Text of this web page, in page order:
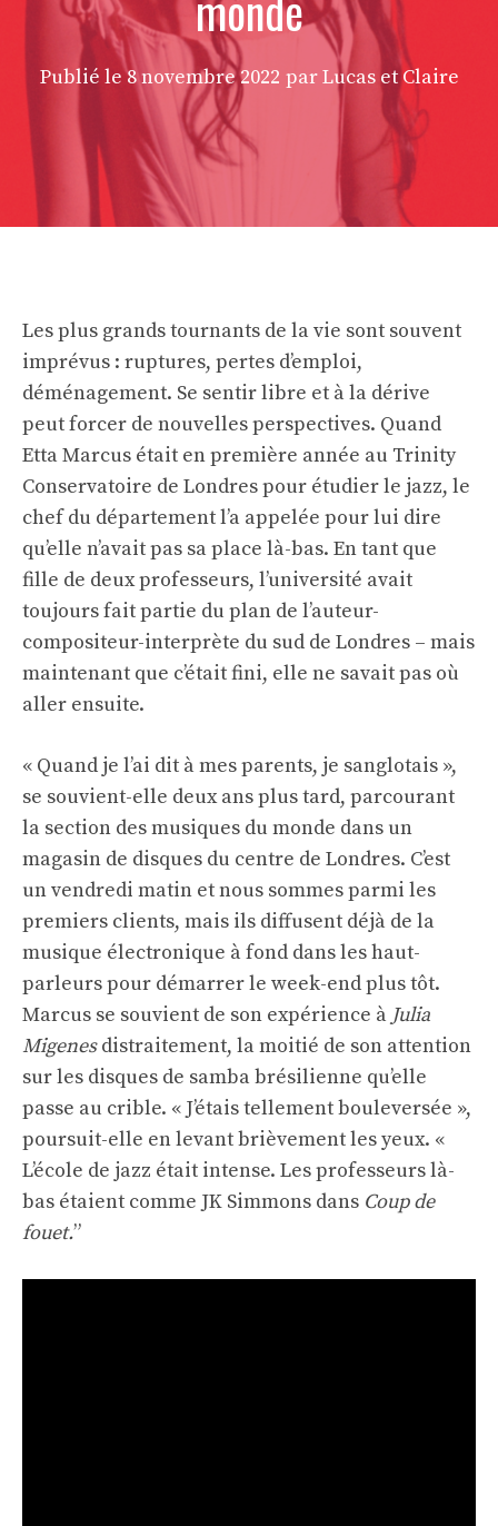
Publié le8 novembre 2022 par Lucas et Claire
Les plus grands tournants de la vie sont souvent
imprévus : ruptures, pertes d’emploi,
déménagement. Se sentir libre et à la dérive
peut forcer de nouvelles perspectives. Quand
Etta Marcus était en première année au Trinity
Conservatoire de Londres pour étudier le jazz, le
chef du département l’a appelée pour lui dire
qu’elle n’avait pas sa place là-bas. En tant que
fille de deux professeurs, l’université avait
toujours fait partie du plan de l’auteur-
compositeur-interprète du sud de Londres – mais
maintenant que c’était fini, elle ne savait pas où
aller ensuite.
« Quand je l’ai dit à mes parents, je sanglotais »,
se souvient-elle deux ans plus tard, parcourant
la section des musiques du monde dans un
magasin de disques du centre de Londres. C’est
un vendredi matin et nous sommes parmi les
premiers clients, mais ils diffusent déjà de la
musique électronique à fond dans les haut-
parleurs pour démarrer le week-end plus tôt.
Marcus se souvient de son expérience à Julia
Migenesdistraitement, la moitié de son attention
sur les disques de samba brésilienne qu’elle
passe au crible. « J’étais tellement bouleversée »,
poursuit-elle en levant brièvement les yeux. «
L’école de jazz était intense. Les professeurs là-
bas étaient comme JK Simmons dans Coup de
fouet.”